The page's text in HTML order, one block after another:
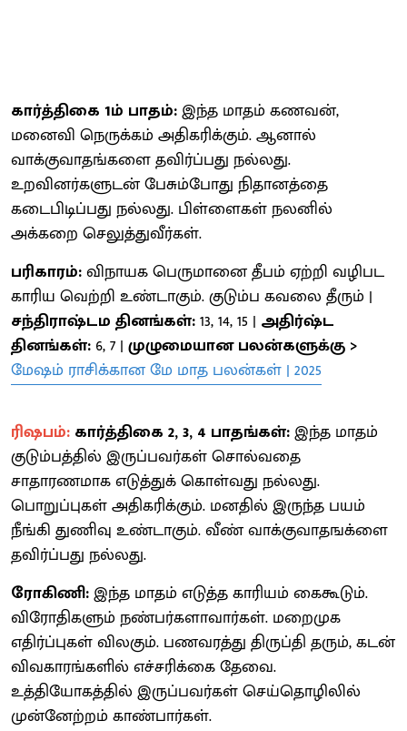
கார்த்திகை 1ம் பாதம்:இந்த மாதம் கணவன்,
மனைவி நெருக்கம் அதிகரிக்கும். ஆனால்
வாக்குவாதங்களை தவிர்ப்பது நல்லது.
உறவினர்களுடன் பேசும்போது நிதானத்தை
கடைபிடிப்பது நல்லது. பிள்ளைகள் நலனில்
அக்கறை செலுத்துவீர்கள்.
பரிகாரம்:விநாயக பெருமானை தீபம் ஏற்றி வழிபட
காரிய வெற்றி உண்டாகும். குடும்ப கவலை தீரும் |
சந்திராஷ்டம தினங்கள்:13, 14, 15 | அதிர்ஷ்ட
தினங்கள்: 6, 7 | முழுமையான பலன்களுக்கு >
மேஷம் ராசிக்கான மே மாத பலன்கள் | 2025
ரிஷபம்: கார்த்திகை 2, 3, 4 பாதங்கள்:இந்த மாதம்
குடும்பத்தில் இருப்பவர்கள் சொல்வதை
சாதாரணமாக எடுத்துக் கொள்வது நல்லது.
பொறுப்புகள் அதிகரிக்கும். மனதில் இருந்த பயம்
நீங்கி துணிவு உண்டாகும். வீண் வாக்குவாதஙக்ளை
தவிர்ப்பது நல்லது.
ரோகிணி:இந்த மாதம் எடுத்த காரியம் கைகூடும்.
விரோதிகளும் நண்பர்களாவார்கள். மறைமுக
எதிர்ப்புகள் விலகும். பணவரத்து திருப்தி தரும், கடன்
விவகாரங்களில் எச்சரிக்கை தேவை.
உத்தியோகத்தில் இருப்பவர்கள் செய்தொழிலில்
முன்னேற்றம் காண்பார்கள்.